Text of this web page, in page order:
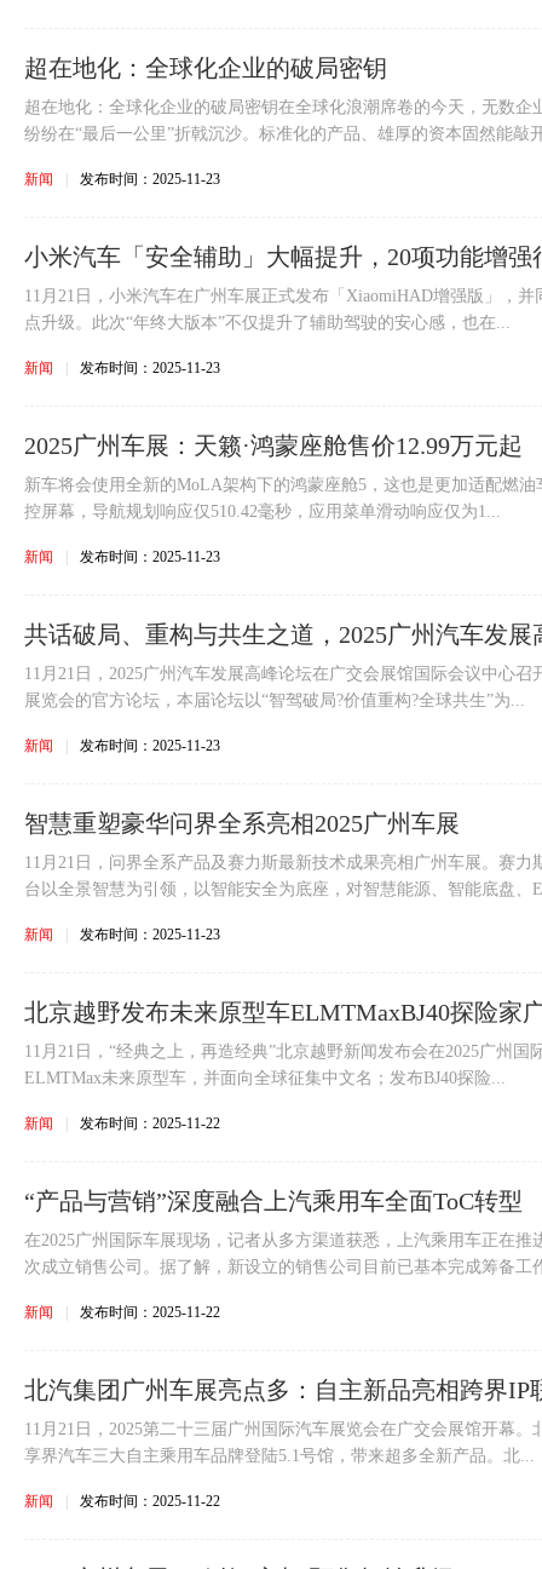
超在地化：全球化企业的破局密钥
超在地化：全球化企业的破局密钥在全球化浪潮席卷的今天，无数企
纷纷在“最后一公里”折戟沉沙。标准化的产品、雄厚的资本固然能敲
新闻 发布时间：2025-11-23
小米汽车「安全辅助」大幅提升，20项功能增强
11月21日，小米汽车在广州车展正式发布「XiaomiHAD增强版」，
点升级。此次“年终大版本”不仅提升了辅助驾驶的安心感，也在...
新闻 发布时间：2025-11-23
2025广州车展：天籁·鸿蒙座舱售价12.99万元起
新车将会使用全新的MoLA架构下的鸿蒙座舱5，这也是更加适配燃
控屏幕，导航规划响应仅510.42毫秒，应用菜单滑动响应仅为1...
新闻 发布时间：2025-11-23
共话破局、重构与共生之道，2025广州汽车发展
11月21日，2025广州汽车发展高峰论坛在广交会展馆国际会议中心
展览会的官方论坛，本届论坛以“智驾破局?价值重构?全球共生”为...
新闻 发布时间：2025-11-23
智慧重塑豪华问界全系亮相2025广州车展
11月21日，问界全系产品及赛力斯最新技术成果亮相广州车展。赛力
台以全景智慧为引领，以智能安全为底座，对智慧能源、智能底盘、
新闻 发布时间：2025-11-23
北京越野发布未来原型车ELMTMaxBJ40探险家
11月21日，“经典之上，再造经典”北京越野新闻发布会在2025广州国
ELMTMax未来原型车，并面向全球征集中文名；发布BJ40探险...
新闻 发布时间：2025-11-22
“产品与营销”深度融合上汽乘用车全面ToC转型
在2025广州国际车展现场，记者从多方渠道获悉，上汽乘用车正在
次成立销售公司。据了解，新设立的销售公司目前已基本完成筹备工
新闻 发布时间：2025-11-22
北汽集团广州车展亮点多：自主新品亮相跨界IP
11月21日，2025第二十三届广州国际汽车展览会在广交会展馆开幕
享界汽车三大自主乘用车品牌登陆5.1号馆，带来超多全新产品。北...
新闻 发布时间：2025-11-22